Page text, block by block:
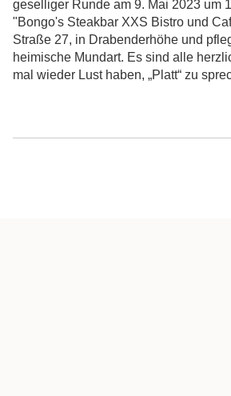
geselliger Runde am 9. Mai 2023 um
"Bongo's Steakbar XXS Bistro und
Straße 27, in Drabenderhöhe und
heimische Mundart. Es sind alle
mal wieder Lust haben, „Platt“ zu